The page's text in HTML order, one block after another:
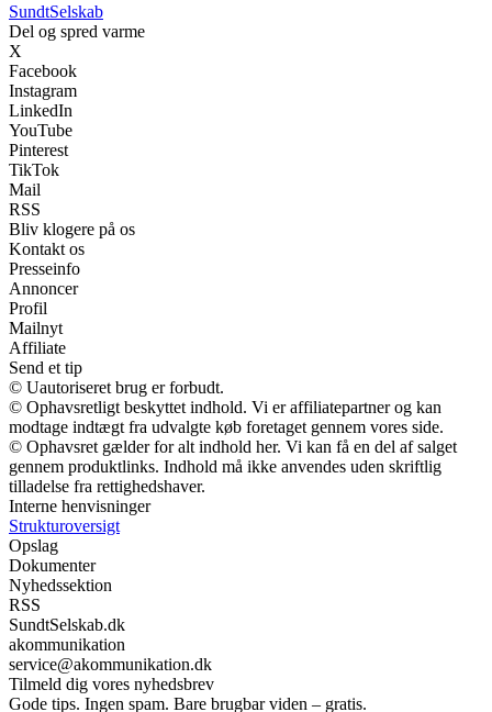
SundtSelskab
Del og spred varme
X
Facebook
Instagram
LinkedIn
YouTube
Pinterest
TikTok
Mail
RSS
Bliv klogere på os
Kontakt os
Presseinfo
Annoncer
Profil
Mailnyt
Affiliate
Send et tip
© Uautoriseret brug er forbudt.
© Ophavsretligt beskyttet indhold. Vi er affiliatepartner og kan
modtage indtægt fra udvalgte køb foretaget gennem vores side.
© Ophavsret gælder for alt indhold her. Vi kan få en del af salget
gennem produktlinks. Indhold må ikke anvendes uden skriftlig
tilladelse fra rettighedshaver.
Interne henvisninger
Strukturoversigt
Opslag
Dokumenter
Nyhedssektion
RSS
SundtSelskab.dk
akommunikation
service@akommunikation.dk
Tilmeld dig vores nyhedsbrev
Gode tips. Ingen spam. Bare brugbar viden – gratis.